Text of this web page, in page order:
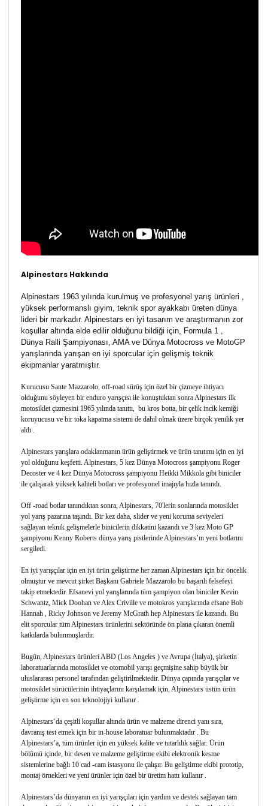
Alpinestars Hakkında
Alpinestars 1963 yılında kurulmuş ve profesyonel yarış ürünleri ,
yüksek performanslı giyim, teknik spor ayakkabı üreten dünya
lideri bir markadır. Alpinestars en iyi tasarım ve araştırmanın zor
koşullar altında elde edilir olduğunu bildiği için, Formula 1 ,
Dünya Ralli Şampiyonası, AMA ve Dünya Motocross ve MotoGP
yarışlarında yarışan en iyi sporcular için gelişmiş teknik
ekipmanlar yaratmıştır.
Kurucusu Sante Mazzarolo, off-road sürüş için özel bir çizmeye ihtiyacı
olduğunu söyleyen bir enduro yarışçısı ile konuştuktan sonra Alpinestars ilk
motosiklet çizmesini 1965 yılında tanıttı, bu kros botta, bir çelik incik kemiği
koruyucusu ve bir toka kapatma sistemi de dahil olmak üzere birçok yenilik yer
aldı .
Alpinestars yarışlara odaklanmanın ürün geliştirmek ve ürün tanıtımı için en iyi
yol olduğunu keşfetti. Alpinestars, 5 kez Dünya Motocross şampiyonu Roger
Decoster ve 4 kez Dünya Motocross şampiyonu Heikki Mikkola gibi biniciler
ile çalışarak yüksek kaliteli botları ve profesyonel imajıyla hızla tanındı.
Off -road botlar tanındıktan sonra, Alpinestars, 70'lerin sonlarında motosiklet
yol yarış pazarına taşındı. Bir kez daha, slider ve yeni koruma seviyeleri
sağlayan teknik gelişmelerle binicilerin dikkatini kazandı ve 3 kez Moto GP
şampiyonu Kenny Roberts dünya yarış pistlerinde Alpinestars’ın yeni botlarını
sergiledi.
En iyi yarışçılar için en iyi ürün geliştirme her zaman Alpinestars için bir öncelik
olmuştur ve mevcut şirket Başkanı Gabriele Mazzarolo bu başarılı felsefeyi
takip etmektedir. Efsanevi yol yarışlarında tüm şampiyon olan biniciler Kevin
Schwantz, Mick Doohan ve Alex Criville ve motokros yarışlarında efsane Bob
Hannah , Ricky Johnson ve Jeremy McGrath hep Alpinestars ile kazandı. Bu
elit sporcular tüm Alpinestars ürünlerini sektöründe ön plana çıkaran önemli
katkılarda bulunmuşlardır.
Bugün, Alpinestars ürünleri ABD (Los Angeles ) ve Avrupa (İtalya), şirketin
laboratuarlarında motosiklet ve otomobil yarışı geçmişine sahip büyük bir
uluslararası personel tarafından geliştirilmektedir. Dünya çapında yarışçılar ve
motosiklet sürücülerinin ihtiyaçlarını karşılamak için, Alpinestars üstün ürün
geliştirme için en son teknolojiyi kullanır .
Alpinestars‘da çeşitli koşullar altında ürün ve malzeme direnci yanı sıra,
davranış test etmek için bir in-house laboratuar bulunmaktadır . Bu
Alpinestars’a, tüm ürünler için en yüksek kalite ve tutarlılık sağlar. Ürün
bölümü içinde, bir desen ve malzeme geliştirme ekibi elektronik kesme
sistemlerine bağlı 10 cad -cam istasyonu ile çalışır. Bu geliştirme ekibi prototip,
montaj örnekleri ve yeni ürünler için özel bir üretim hattı kullanır .
Alpinestars’da dünyanın en iyi yarışçıları için yardım ve destek sağlayan tam